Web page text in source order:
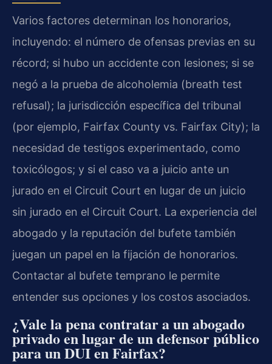
Varios factores determinan los honorarios,
incluyendo: el número de ofensas previas en su
récord; si hubo un accidente con lesiones; si se
negó a la prueba de alcoholemia (breath test
refusal); la jurisdicción específica del tribunal
(por ejemplo, Fairfax County vs. Fairfax City); la
necesidad de testigos experimentado, como
toxicólogos; y si el caso va a juicio ante un
jurado en el Circuit Court en lugar de un juicio
sin jurado en el Circuit Court. La experiencia del
abogado y la reputación del bufete también
juegan un papel en la fijación de honorarios.
Contactar al bufete temprano le permite
entender sus opciones y los costos asociados.
¿Vale la pena contratar a un abogado
privado en lugar de un defensor público
para un DUI en Fairfax?